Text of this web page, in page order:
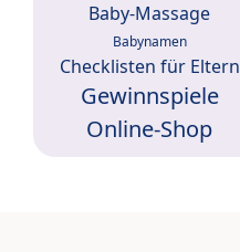
Baby-Massage
Babynamen
Checklisten für Eltern
Gewinnspiele
Online-Shop